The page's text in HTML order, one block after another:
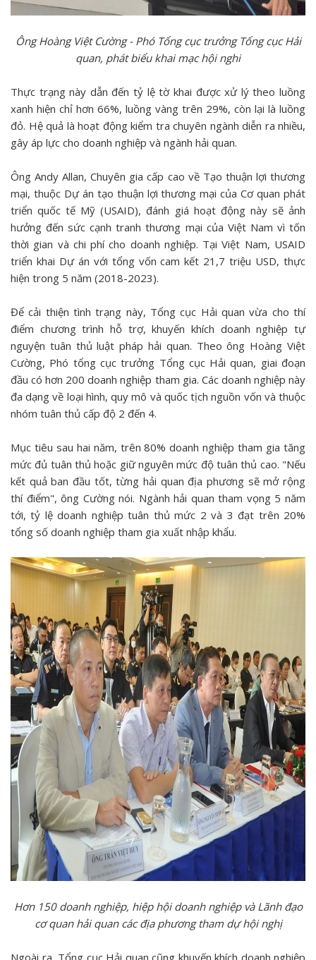
Ông Hoàng Việt Cường - Phó Tổng cục trưởng Tổng cục Hải
quan, phát biểu khai mạc hội nghi
Thực trạng này dẫn đến tỷ lệ tờ khai được xử lý theo luồng
xanh hiện chỉ hơn 66%, luồng vàng trên 29%, còn lại là luồng
đỏ. Hệ quả là hoạt động kiểm tra chuyên ngành diễn ra nhiều,
gây áp lực cho doanh nghiệp và ngành hải quan.
Ông Andy Allan, Chuyên gia cấp cao về Tạo thuận lợi thương
mại, thuộc Dự án tạo thuận lợi thương mại của Cơ quan phát
triển quốc tế Mỹ (USAID), đánh giá hoạt động này sẽ ảnh
hưởng đến sức cạnh tranh thương mại của Việt Nam vì tốn
thời gian và chi phí cho doanh nghiệp. Tại Việt Nam, USAID
triển khai Dự án với tổng vốn cam kết 21,7 triệu USD, thực
hiện trong 5 năm (2018-2023).
Để cải thiện tình trạng này, Tổng cục Hải quan vừa cho thí
điểm chương trình hỗ trợ, khuyến khích doanh nghiệp tự
nguyện tuân thủ luật pháp hải quan. Theo ông Hoàng Việt
Cường, Phó tổng cục trưởng Tổng cục Hải quan, giai đoạn
đầu có hơn 200 doanh nghiệp tham gia. Các doanh nghiệp này
đa dạng về loại hình, quy mô và quốc tịch nguồn vốn và thuộc
nhóm tuân thủ cấp độ 2 đến 4.
Mục tiêu sau hai năm, trên 80% doanh nghiệp tham gia tăng
mức đủ tuân thủ hoặc giữ nguyên mức độ tuân thủ cao. "Nếu
kết quả ban đầu tốt, từng hải quan địa phương sẽ mở rộng
thí điểm", ông Cường nói. Ngành hải quan tham vọng 5 năm
tới, tỷ lệ doanh nghiệp tuân thủ mức 2 và 3 đạt trên 20%
tổng số doanh nghiệp tham gia xuất nhập khẩu.
Hơn 150 doanh nghiệp, hiệp hội doanh nghiệp và Lãnh đạo
cơ quan hải quan các địa phương tham dự hội nghị
Ngoài ra, Tổng cục Hải quan cũng khuyến khích doanh nghiệp